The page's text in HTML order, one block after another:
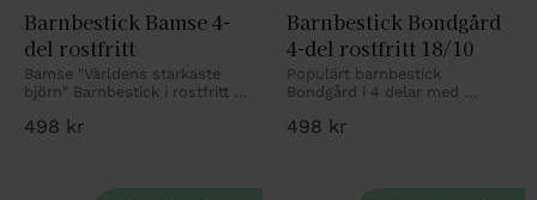
Barnbestick Bamse 4-
del rostfritt
Bamse "Världens starkaste
björn" Barnbestick i rostfritt
498 kr
Barnbestick Bondgård
4-del rostfritt 18/10
Populärt barnbestick
Bondgård i 4 delar med
498 kr